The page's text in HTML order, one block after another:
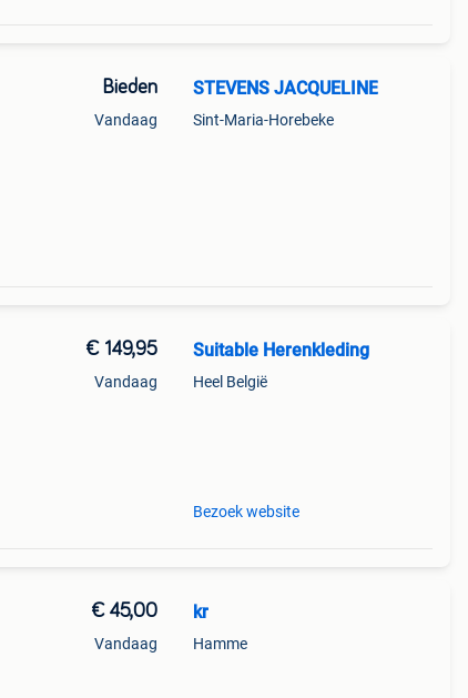
Bieden
Vandaag
STEVENS JACQUELINE
Sint-Maria-Horebeke
€ 149,95
Vandaag
Suitable Herenkleding
Heel België
Bezoek website
€ 45,00
Vandaag
kr
Hamme